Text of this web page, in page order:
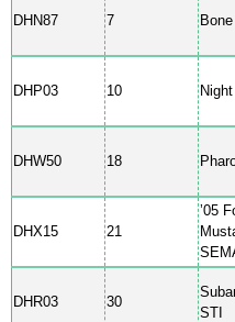
DHN87 7
DHP03 10
DHW50 18
DHX15 21
’05
DHR03 30
STI